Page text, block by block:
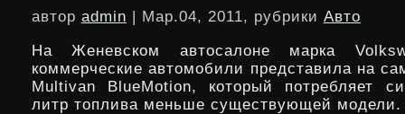
автор admin | Мар.04, 2011, рубрики Авто
На Женевском автосалоне марка
коммерческие автомобили представила на
Multivan BlueMotion, который потребляет
литр топлива меньше существующей модели.